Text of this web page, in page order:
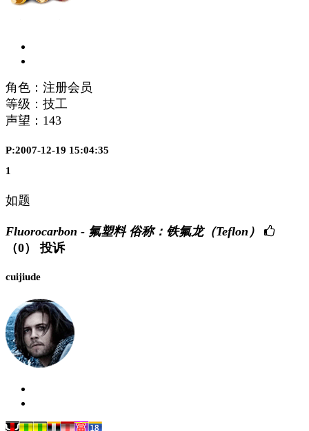
角色：注册会员
等级：技工
声望： 143
P:2007-12-19 15:04:35
1
如题
Fluorocarbon - 氟塑料 俗称：铁氟龙（Teflon）
（0）
投诉
cuijiude